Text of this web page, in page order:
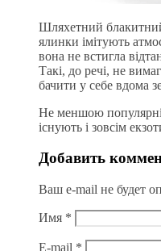
Шляхетний
ялинки імітують
вона не встигла
Такі, до речі, не
бачити у себе вдома
Не меншою
існують і зовсім
Добавить
Ваш e-mail не будет
Имя *
E-mail *